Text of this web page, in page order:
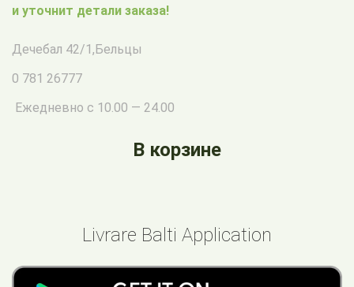
и уточнит детали заказа!
Дечебал 42/1,Бельцы
0 781 26777
Ежедневно с 10.00 — 24.00
В корзине
Livrare Balti Application